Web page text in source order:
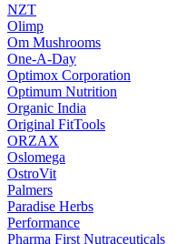
NZT
Olimp
Om Mushrooms
One-A-Day
Optimox Corporation
Optimum Nutrition
Organic India
Original FitTools
ORZAX
Oslomega
OstroVit
Palmers
Paradise Herbs
Performance
Pharma First Nutraceuticals